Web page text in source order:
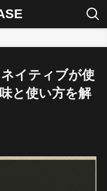
イティブが使
と使い方を解